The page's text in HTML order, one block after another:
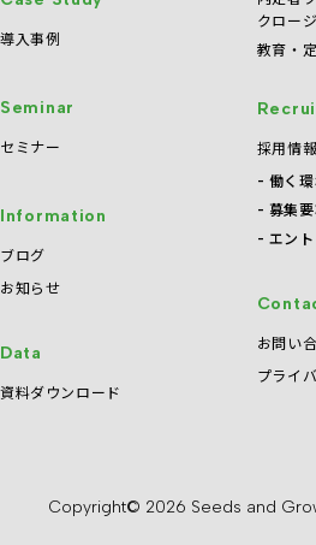
クロー
教育・
導入事例
Seminar
セミナー
Information
ブログ
お知らせ
Data
資料ダウンロード
採用情報
働く
募集
エン
お問い
プライ
Copyright© 2026 Seeds and